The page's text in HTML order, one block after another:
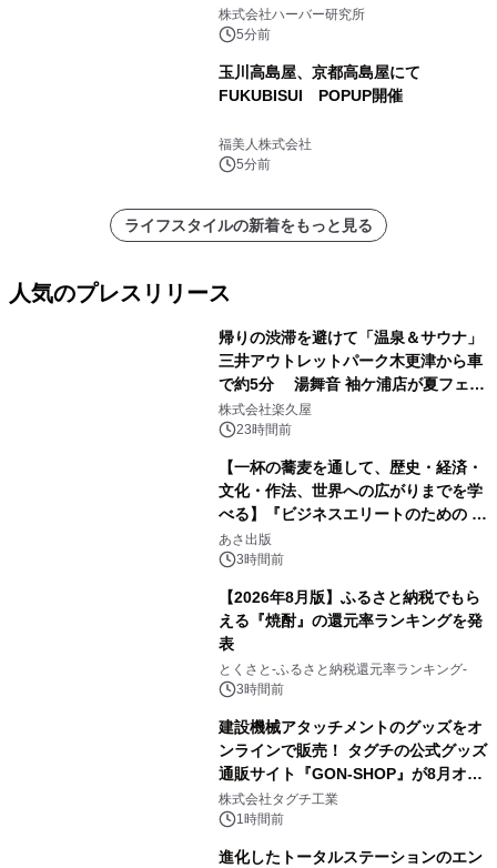
よりリニューアル新発売 『ディープモ
イストセラム』
株式会社ハーバー研究所
5分前
玉川高島屋、京都高島屋にて
FUKUBISUI POPUP開催
福美人株式会社
5分前
ライフスタイルの新着をもっと見る
人気のプレスリリース
帰りの渋滞を避けて「温泉＆サウナ」
三井アウトレットパーク木更津から車
で約5分 湯舞音 袖ケ浦店が夏フェア
メニューを提供
株式会社楽久屋
23時間前
【一杯の蕎麦を通して、歴史・経済・
文化・作法、世界への広がりまでを学
べる】『ビジネスエリートのための 教
養としての蕎麦』2026年8月25日
（火）発売
あさ出版
3時間前
【2026年8月版】ふるさと納税でもら
える『焼酎』の還元率ランキングを発
表
とくさと-ふるさと納税還元率ランキング-
3時間前
建設機械アタッチメントのグッズをオ
ンラインで販売！ タグチの公式グッズ
通販サイト『GON-SHOP』が8月オー
プン
株式会社タグチ工業
1時間前
進化したトータルステーションのエン